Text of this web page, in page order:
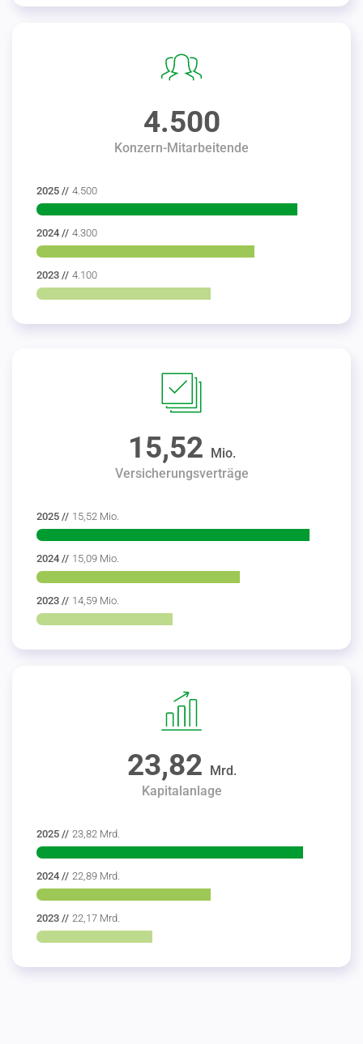
4.500
Konzern-Mitarbeitende
2025 // 4.500
2024 // 4.300
2023 // 4.100
15,52
Mio.
Versicherungsverträge
2025 // 15,52 Mio.
2024 // 15,09 Mio.
2023 // 14,59 Mio.
23,82
Mrd.
Kapitalanlage
2025 // 23,82 Mrd.
2024 // 22,89 Mrd.
2023 // 22,17 Mrd.